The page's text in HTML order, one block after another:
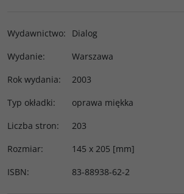
Wydawnictwo:
Dialog
Wydanie:
Warszawa
Rok wydania:
2003
Typ okładki:
oprawa miękka
Liczba stron:
203
Rozmiar:
145 x 205 [mm]
ISBN: 83-88938-62-2